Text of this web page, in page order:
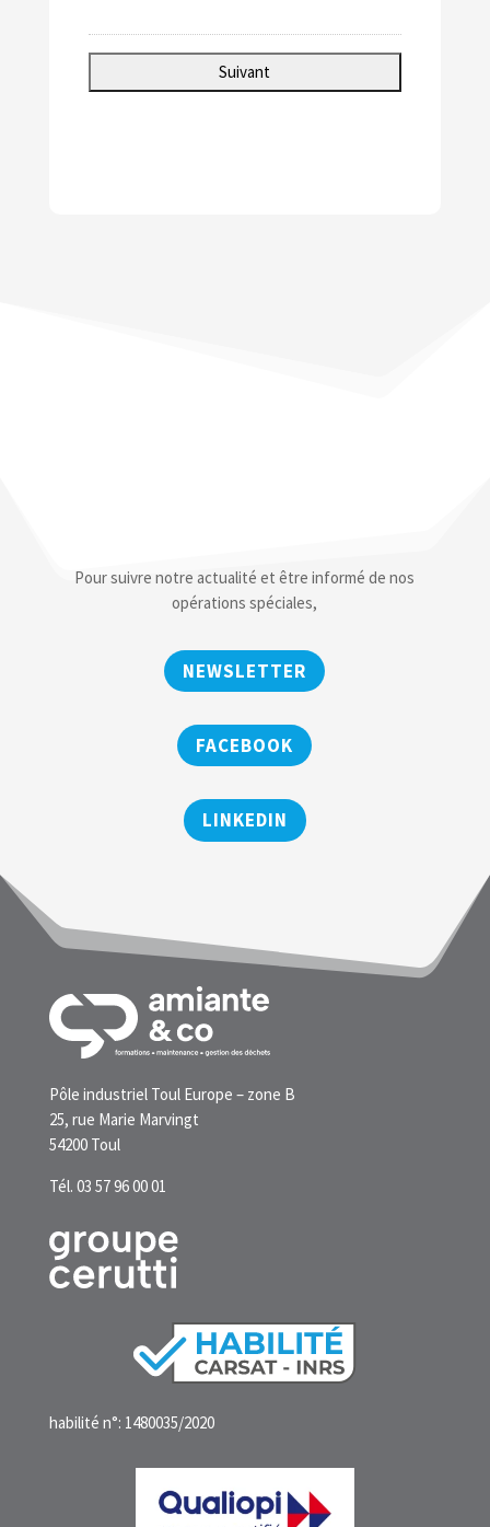
Pour suivre notre actualité et être informé de nos
opérations spéciales,
NEWSLETTER
FACEBOOK
LINKEDIN
Pôle industriel Toul Europe – zone B
25, rue Marie Marvingt
54200 Toul
Tél. 03 57 96 00 01
habilité n°: 1480035/2020